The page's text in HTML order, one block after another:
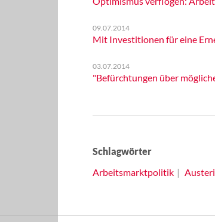
09.07.2014
Mit Investitionen für eine
03.07.2014
"Befürchtungen über
Schlagwörter
Arbeitsmarktpolitik